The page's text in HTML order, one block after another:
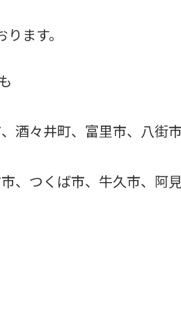
ます。
酒々井町、富里市、八街
、つくば市、牛久市、阿